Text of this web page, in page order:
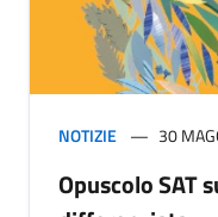
NOTIZIE 30
Opuscolo SAT